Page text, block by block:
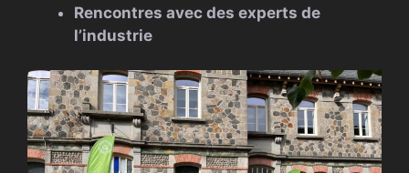
Rencontres avec des experts de
l’industrie